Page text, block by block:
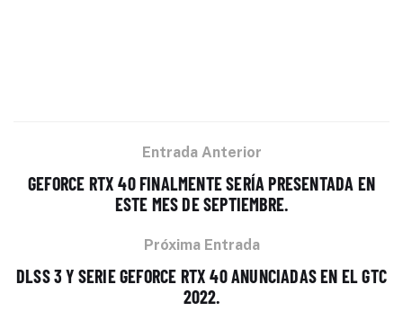
Entrada Anterior
GEFORCE RTX 40 FINALMENTE SERÍA PRESENTADA EN
ESTE MES DE SEPTIEMBRE.
Próxima Entrada
DLSS 3 Y SERIE GEFORCE RTX 40 ANUNCIADAS EN EL GTC
2022.